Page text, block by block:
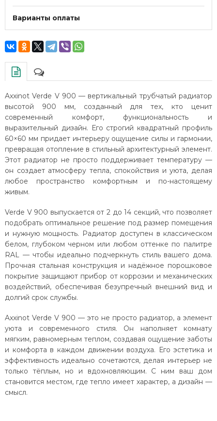
Варианты оплаты
Axxinot Verde V 900 — вертикальный трубчатый радиатор
высотой 900 мм, созданный для тех, кто ценит
современный комфорт, функциональность и
выразительный дизайн. Его строгий квадратный профиль
60×60 мм придает интерьеру ощущение силы и гармонии,
превращая отопление в стильный архитектурный элемент.
Этот радиатор не просто поддерживает температуру —
он создает атмосферу тепла, спокойствия и уюта, делая
любое пространство комфортным и по-настоящему
живым.
Verde V 900 выпускается от 2 до 14 секций, что позволяет
подобрать оптимальное решение под размер помещения
и нужную мощность. Радиатор доступен в классическом
белом, глубоком черном или любом оттенке по палитре
RAL — чтобы идеально подчеркнуть стиль вашего дома.
Прочная стальная конструкция и надёжное порошковое
покрытие защищают прибор от коррозии и механических
воздействий, обеспечивая безупречный внешний вид и
долгий срок службы.
Axxinot Verde V 900 — это не просто радиатор, а элемент
уюта и современного стиля. Он наполняет комнату
мягким, равномерным теплом, создавая ощущение заботы
и комфорта в каждом движении воздуха. Его эстетика и
эффективность идеально сочетаются, делая интерьер не
только тёплым, но и вдохновляющим. С ним ваш дом
становится местом, где тепло имеет характер, а дизайн —
смысл.